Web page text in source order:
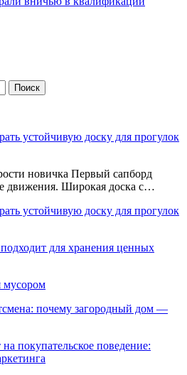
устойчивую доску для прогулок
новичка Первый сапборд
движения. Широкая доска с…
устойчивую доску для прогулок
для хранения ценных
мусором
почему загородный дом —
покупательское поведение: